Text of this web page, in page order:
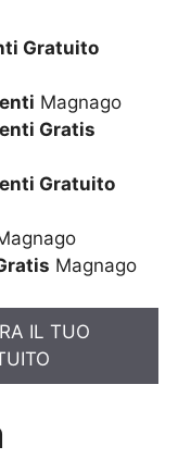
Gratuito
Magnago
Gratis
Gratuito
Magnago
IL TUO